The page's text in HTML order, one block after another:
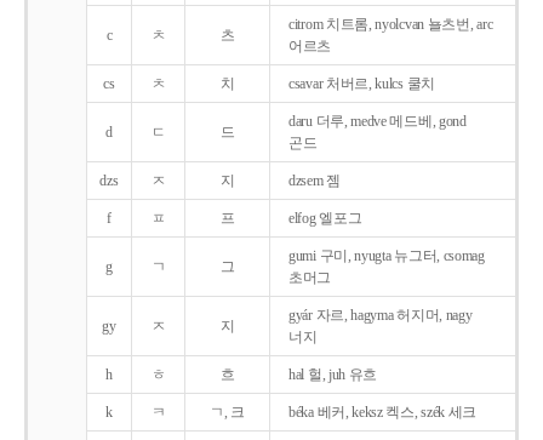
c ㅊ 츠
citrom 치트롬, nyolcvan 뇰츠번, arc
어르츠
cs ㅊ 치 csavar 처버르, kulcs 쿨치
d ㄷ 드
daru 더루, medve 메드베, gond
곤드
dzs ㅈ 지 dzsem 젬
f ㅍ 프 elfog 엘포그
g ㄱ 그
gumi 구미, nyugta 뉴그터, csomag
초머그
gy ㅈ 지
gyár 자르, hagyma 허지머, nagy
너지
h ㅎ 흐 hal 헐, juh 유흐
k ㅋ ㄱ, 크 béka 베커, keksz 켁스, szék 세크